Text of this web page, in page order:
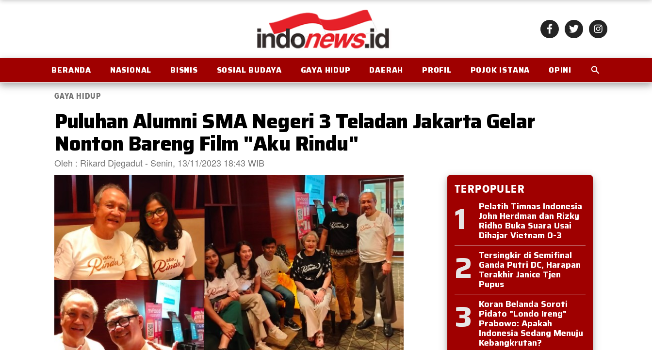
BERANDA NASIONAL BISNIS SOSIAL BUDAYA GAYA HIDUP DAERAH PROFIL POJOK ISTANA OPINI
GAYA HIDUP
Puluhan Alumni SMA Negeri 3 Teladan Jakarta Gelar
Nonton Bareng Film "Aku Rindu"
Oleh : Rikard Djegadut - Senin, 13/11/2023 18:43 WIB
TERPOPULER
1 Pelatih Timnas Indonesia
John Herdman dan Rizky
Ridho Buka Suara Usai
Dihajar Vietnam 0-3
2 Tersingkir di Semifinal
Ganda Putri DC, Harapan
Terakhir Janice Tjen
Pupus
3 Koran Belanda Soroti
Pidato "Londo Ireng"
Prabowo: Apakah
Indonesia Sedang Menuju
Kebangkrutan?